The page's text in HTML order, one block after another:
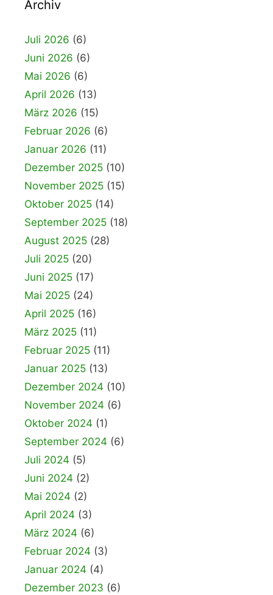
Archiv
Juli 2026 (6)
Juni 2026 (6)
Mai 2026 (6)
April 2026 (13)
März 2026 (15)
Februar 2026 (6)
Januar 2026 (11)
Dezember 2025 (10)
November 2025 (15)
Oktober 2025 (14)
September 2025 (18)
August 2025 (28)
Juli 2025 (20)
Juni 2025 (17)
Mai 2025 (24)
April 2025 (16)
März 2025 (11)
Februar 2025 (11)
Januar 2025 (13)
Dezember 2024 (10)
November 2024 (6)
Oktober 2024 (1)
September 2024 (6)
Juli 2024 (5)
Juni 2024 (2)
Mai 2024 (2)
April 2024 (3)
März 2024 (6)
Februar 2024 (3)
Januar 2024 (4)
Dezember 2023 (6)